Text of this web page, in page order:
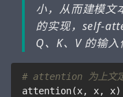
小，从而建模文
的实现，self-
Q、K、V 的输
# attention 为上文定
attention(x, x, x)